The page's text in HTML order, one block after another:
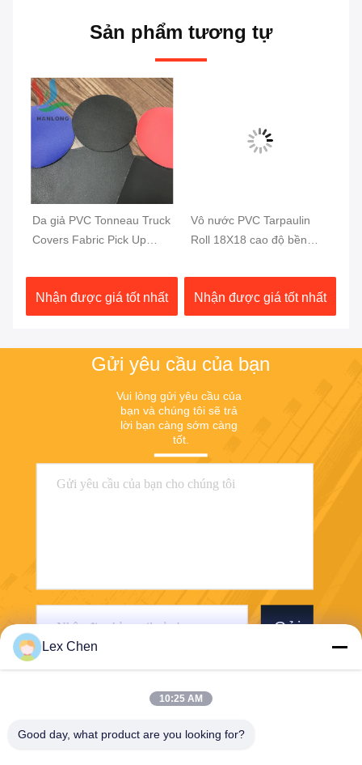
Sản phẩm tương tự
Da giả PVC Tonneau Truck
Covers Fabric Pick Up
1000DX1000D 20X20
750G
Nhận được giá tốt nhất
Vô nước PVC Tarpaulin
Roll 18X18 cao độ bền
Tarpaulin 610GSM
Nhận được giá tốt nhất
Gửi yêu cầu của bạn
Vui lòng gửi yêu cầu của
bạn và chúng tôi sẽ trả
lời bạn càng sớm càng
tốt.
Gửi
Lex Chen
10:25 AM
Good day, what product are you looking for?